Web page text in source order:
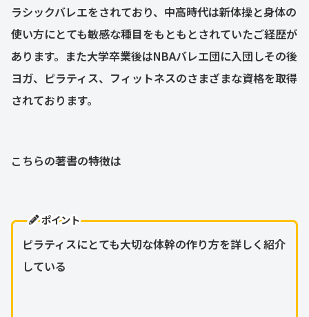
ラシックバレエをされており、中高時代は新体操と身体の
使い方にとても敏感な種目をもともとされていたご経歴が
あります。また大学卒業後はNBAバレエ団に入団しその後
ヨガ、ピラティス、フィットネスのさまざまな資格を取得
されております。
こちらの著書の特徴は
ポイント
ピラティスにとても大切な体幹の作り方を詳しく紹介
している